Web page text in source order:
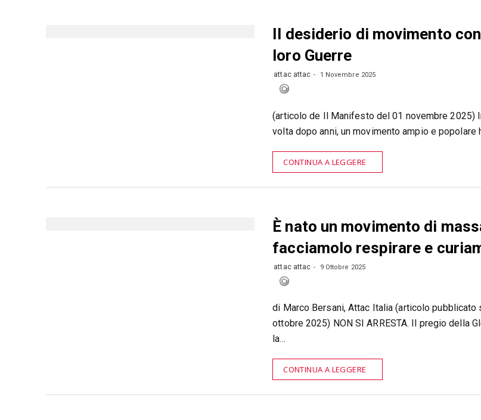
Il desiderio di movimento
loro Guerre
attac attac 1 Novembre 2025
(articolo de Il Manifesto del 01 novembre 2025)
volta dopo anni, un movimento ampio e
CONTINUA A LEGGERE
È nato un movimento di
facciamolo respirare e
attac attac 9 Ottobre 2025
di Marco Bersani, Attac Italia (articolo
ottobre 2025) NON SI ARRESTA. Il pregio della
la…
CONTINUA A LEGGERE